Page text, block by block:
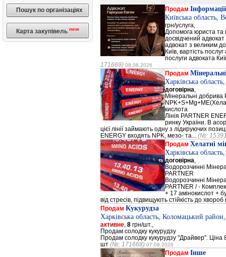
Пошук по організаціях
Карта закупівель new
Продам
Київська область,
грн/услуга,
Допомога юриста та
досвідчений
адвокат з великим
Київ, вартість
послуги адвоката
171669) 08.08.2026
Продам
Харківська
договірна
Мінеральні добрива
кислота
Лінія PARTNER
ринку України. В
цієї лінії займають одну з лідируючих
ENERGY входять NPK, мезо- та... (№:
Продам Хелатні
Харківська
договірна
Водорозчинні
PARTNER
Водорозчинні
PARTNER / -
+ 17 амінокислот +
від стресів, підвищують стійкість до хвороб
Продам Кукурудза
Харківська область, Коломацький район,
активне 8 грн/шт.,
Продам солодку кукурудзу
Продам солодку кукурудзу "Драйвер". Ціна
шт (№: 171668) 07.08.2026
Продам Інше